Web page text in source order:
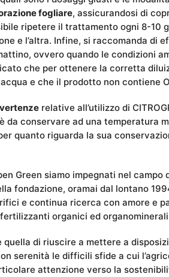
fogliare, assicurandosi di
ripetere il trattamento ogni 8-10
e l’altra. Infine, si raccomanda di
ovvero quando le condizioni
che per ottenere la corretta
e che il prodotto non contiene
relative all’utilizzo di
da conservare ad una temperatura
quanto riguarda la sua
Green siamo impegnati nel
fondazione, oramai dal lontano
e continua ricerca con amore e
organici ed
di riuscire a mettere a
serenità le difficili sfide a cui
attenzione verso la